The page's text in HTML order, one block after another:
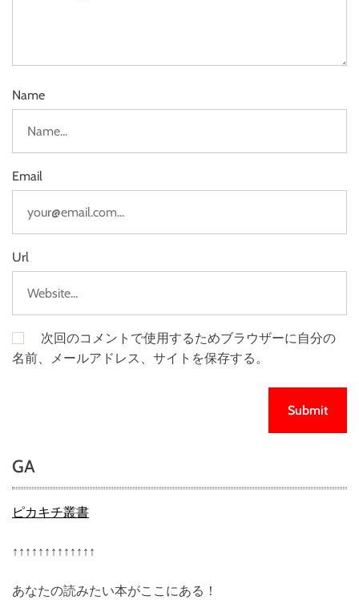
Name
Email
Url
次回のコメントで使用するためブラウザーに自分の
名前、メールアドレス、サイトを保存する。
GA
ピカキチ叢書
↑↑↑↑↑↑↑↑↑↑↑↑↑
あなたの読みたい本がここにある！